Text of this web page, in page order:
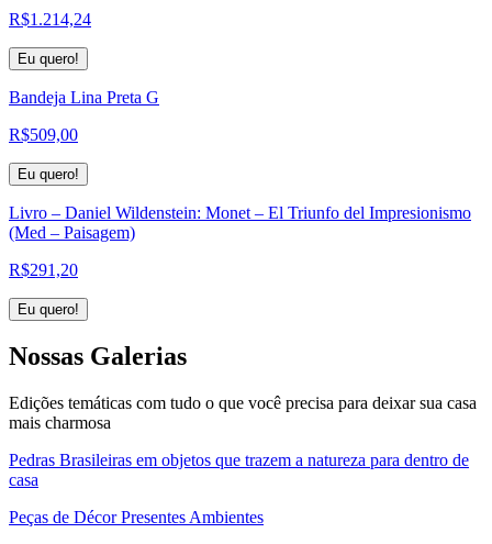
R$1.214,24
Eu quero!
Bandeja Lina Preta G
R$509,00
Eu quero!
Livro – Daniel Wildenstein: Monet – El Triunfo del Impresionismo
(Med – Paisagem)
R$291,20
Eu quero!
Nossas Galerias
Edições temáticas com tudo o que você precisa para deixar sua casa
mais charmosa
Pedras Brasileiras em objetos que trazem a natureza para dentro de
casa
Peças de Décor Presentes Ambientes